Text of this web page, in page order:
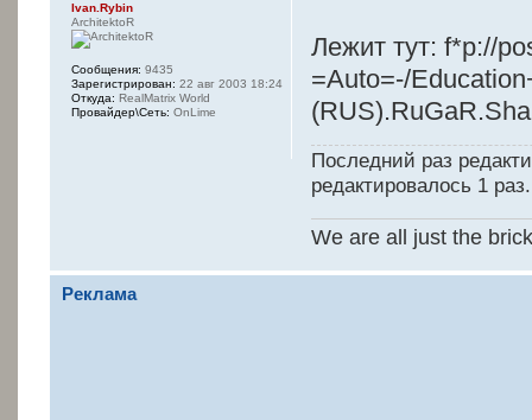
Лежит тут: f*p://
=Auto=-/
Последний раз
редактировалось 1 раз.
We are all just the
Ivan.Rybin
ArchitektoR
Сообщения: 9435
Зарегистрирован: 22 авг 2003 18:24
Откуда: RealMatrix World
Провайдер\Сеть: OnLime
Реклама